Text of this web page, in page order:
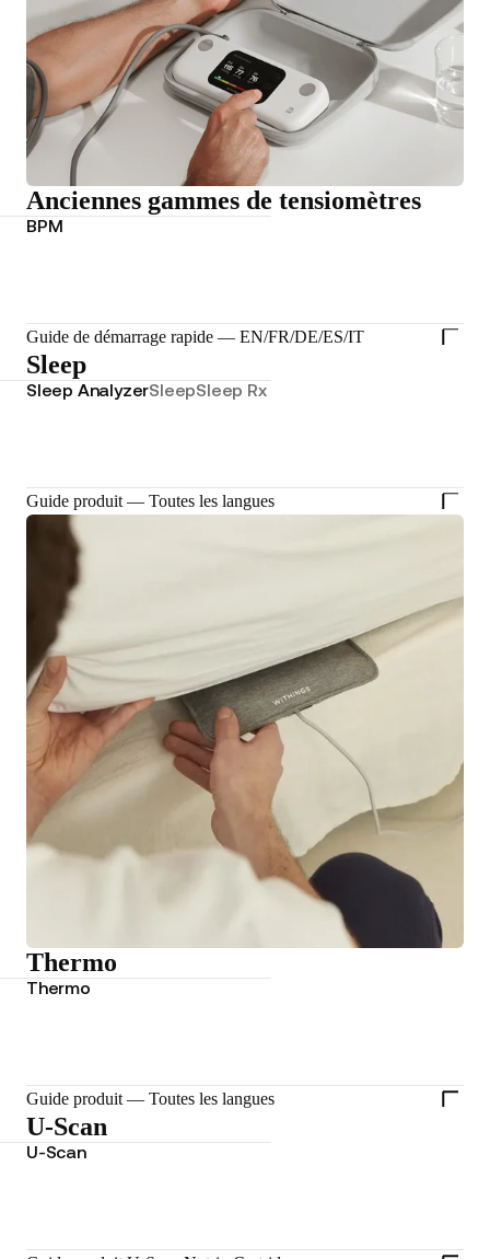
Anciennes gammes de tensiomètres
BPM
Guide de démarrage rapide — EN/FR/DE/ES/IT
Sleep
Sleep AnalyzerSleepSleep Rx
Guide produit — Toutes les langues
Thermo
Thermo
Guide produit — Toutes les langues
U-Scan
U-Scan